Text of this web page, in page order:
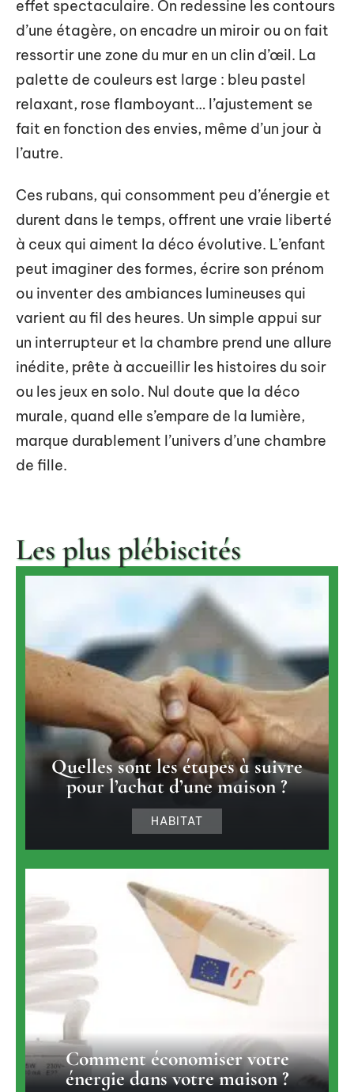
effet spectaculaire. On redessine les contours
d’une étagère, on encadre un miroir ou on fait
ressortir une zone du mur en un clin d’œil. La
palette de couleurs est large : bleu pastel
relaxant, rose flamboyant… l’ajustement se
fait en fonction des envies, même d’un jour à
l’autre.
Ces rubans, qui consomment peu d’énergie et
durent dans le temps, offrent une vraie liberté
à ceux qui aiment la déco évolutive. L’enfant
peut imaginer des formes, écrire son prénom
ou inventer des ambiances lumineuses qui
varient au fil des heures. Un simple appui sur
un interrupteur et la chambre prend une allure
inédite, prête à accueillir les histoires du soir
ou les jeux en solo. Nul doute que la déco
murale, quand elle s’empare de la lumière,
marque durablement l’univers d’une chambre
de fille.
Les plus plébiscités
Quelles sont les étapes à suivre
pour l’achat d’une maison ?
HABITAT
Comment économiser votre
énergie dans votre maison ?